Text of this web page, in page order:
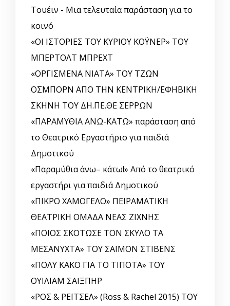
Τουέιν - Μια τελευταία παράσταση για το
κοινό
«ΟΙ ΙΣΤΟΡΙΕΣ ΤΟΥ ΚΥΡΙΟΥ ΚΟΫΝΕΡ» ΤΟΥ
ΜΠΕΡΤΟΛΤ ΜΠΡΕΧΤ
«ΟΡΓΙΣΜΕΝΑ ΝΙΑΤΑ» ΤΟΥ ΤΖΩΝ
ΟΣΜΠΟΡΝ ΑΠΟ ΤΗΝ ΚΕΝΤΡΙΚΗ/ΕΦΗΒΙΚΗ
ΣΚΗΝΗ ΤΟΥ ΔΗ.ΠΕ.ΘΕ ΣΕΡΡΩΝ
«ΠΑΡΑΜΥΘΙΑ ΑΝΩ-ΚΑΤΩ» παράσταση από
το Θεατρικό Εργαστήριο για παιδιά
Δημοτικού
«Παραμύθια άνω– κάτω!» Από το θεατρικό
εργαστήρι για παιδιά Δημοτικού
«ΠΙΚΡΟ ΧΑΜΟΓΕΛΟ» ΠΕΙΡΑΜΑΤΙΚΗ
ΘΕΑΤΡΙΚΗ ΟΜΑΔΑ ΝΕΑΣ ΖΙΧΝΗΣ
«ΠΟΙΟΣ ΣΚΟΤΩΣΕ ΤΟΝ ΣΚΥΛΟ ΤΑ
ΜΕΣΑΝΥΧΤΑ» ΤΟΥ ΣΑΪΜΟΝ ΣΤΙΒΕΝΣ
«ΠΟΛΥ ΚΑΚΟ ΓΙΑ ΤΟ ΤΙΠΟΤΑ» ΤΟΥ
ΟΥΙΛΙΑΜ ΣΑΙΞΠΗΡ
«ΡΟΣ & ΡΕΪΤΣΕΛ» (Ross & Rachel 2015) ΤΟΥ